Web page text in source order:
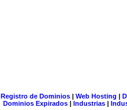
Registro de Dominios| Web Hosting |
Dominios Expirados | Industrias |